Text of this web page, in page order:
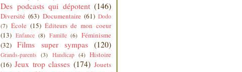
Des podcasts qui dépotent (146)
Diversité (63) Documentaire (61) Dodo
(7) École (15) Éditeurs de mon coeur
(13) Enfance (8) Famille (6) Féminisme
(32)
Films super sympas (120)
Grands-parents (3) Handicap (4) Histoire
(16) Jeux trop classes (174) Jouets